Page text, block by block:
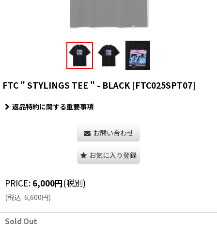
FTC " STYLINGS TEE " - BLACK [FTC025SPT07]
返品特約に関する重要事項
お問い合わせ
お気に入り登録
PRICE: 6,000円(税別)
(税込: 6,600円)
Sold Out